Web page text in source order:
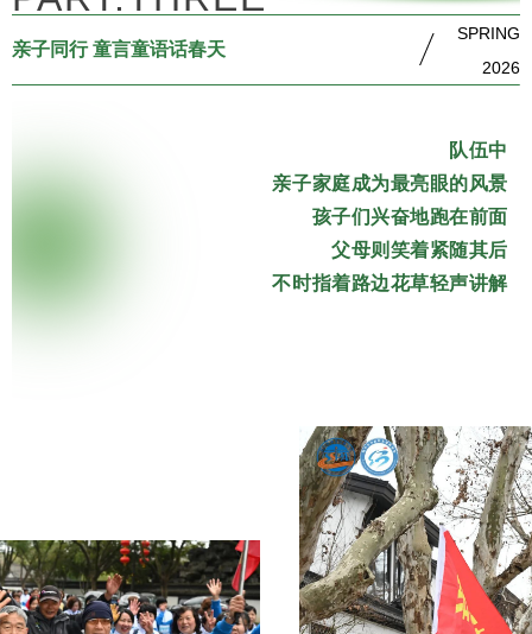
亲子同行 童言童语话春天
SPRING
2026
队伍中
亲子家庭成为最亮眼的风景
孩子们兴奋地跑在前面
父母则笑着紧随其后
不时指着路边花草轻声讲解